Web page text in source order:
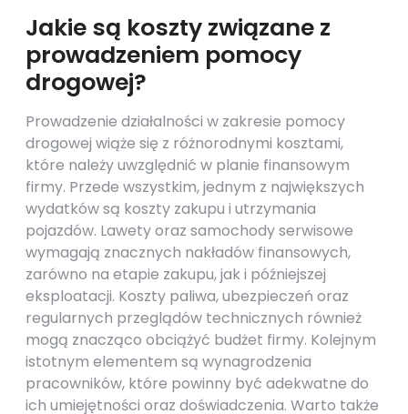
Jakie są koszty związane z
prowadzeniem pomocy
drogowej?
Prowadzenie działalności w zakresie pomocy
drogowej wiąże się z różnorodnymi kosztami,
które należy uwzględnić w planie finansowym
firmy. Przede wszystkim, jednym z największych
wydatków są koszty zakupu i utrzymania
pojazdów. Lawety oraz samochody serwisowe
wymagają znacznych nakładów finansowych,
zarówno na etapie zakupu, jak i późniejszej
eksploatacji. Koszty paliwa, ubezpieczeń oraz
regularnych przeglądów technicznych również
mogą znacząco obciążyć budżet firmy. Kolejnym
istotnym elementem są wynagrodzenia
pracowników, które powinny być adekwatne do
ich umiejętności oraz doświadczenia. Warto także